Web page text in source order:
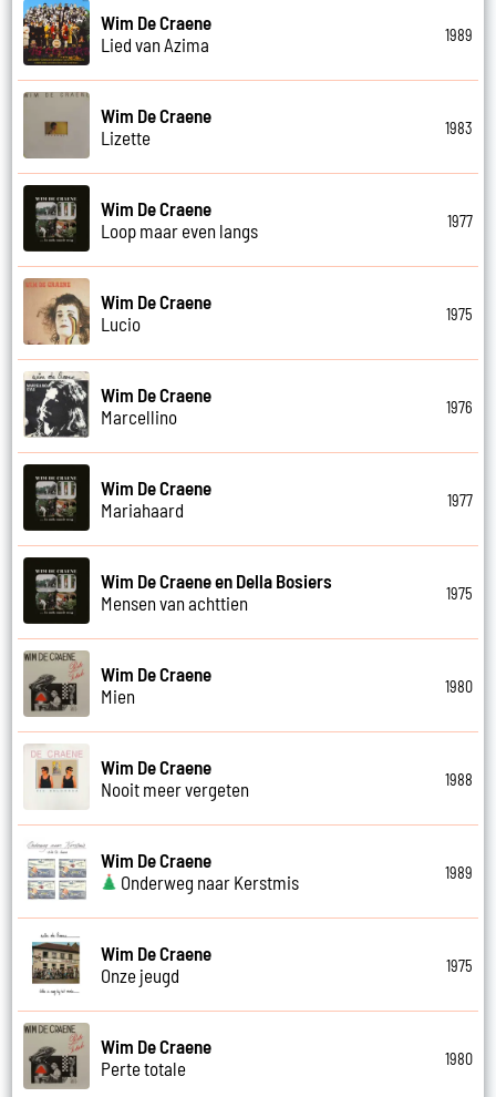
Wim De Craene
Lied van Azima
1989
Wim De Craene
Lizette
1983
Wim De Craene
Loop maar even langs
1977
Wim De Craene
Lucio
1975
Wim De Craene
Marcellino
1976
Wim De Craene
Mariahaard
1977
Wim De Craene en Della Bosiers
Mensen van achttien
1975
Wim De Craene
Mien
1980
Wim De Craene
Nooit meer vergeten
1988
Wim De Craene
Onderweg naar Kerstmis
1989
Wim De Craene
Onze jeugd
1975
Wim De Craene
Perte totale
1980